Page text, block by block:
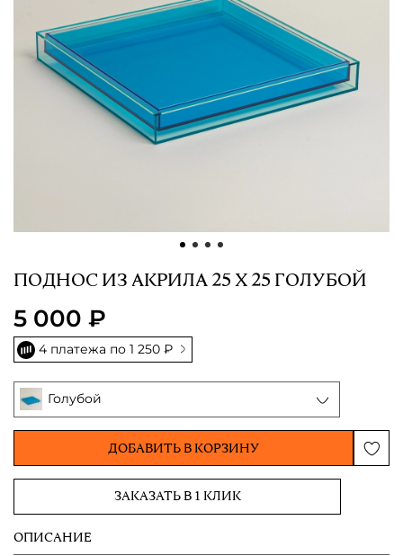
ПОДНОС ИЗ АКРИЛА 25 Х 25 ГОЛУБОЙ
5 000 ₽
4 платежа по 1 250 ₽
Голубой
ДОБАВИТЬ В КОРЗИНУ
ЗАКАЗАТЬ В 1 КЛИК
ОПИСАНИЕ